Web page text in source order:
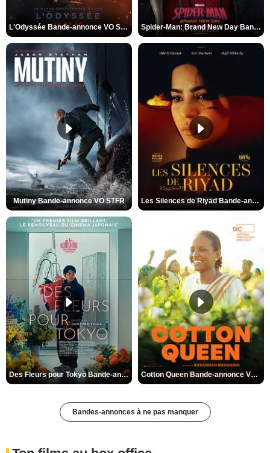
L'Odyssée Bande-annonce VO STFR Spider-Man: Brand New Day Bande-annonce VO STFR
Mutiny Bande-annonce VO STFR Les Silences de Riyad Bande-annonce VO STFR
Des Fleurs pour Tokyo Bande-annonce VO STFR Cotton Queen Bande-annonce VO STFR
Bandes-annonces à ne pas manquer